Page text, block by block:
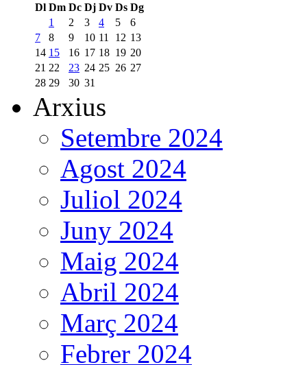
Dl Dm Dc Dj Dv Ds Dg
1
2 3 4 5
6
7
8 9 10 11 12 13
14 15 16 17 18 19 20
21 22 23 24 25 26 27
28 29 30 31
Arxius
Setembre 2024
Agost 2024
Juliol 2024
Juny 2024
Maig 2024
Abril 2024
Març 2024
Febrer 2024